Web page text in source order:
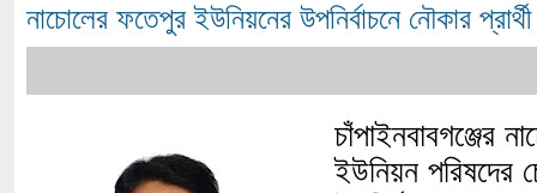
নাচোলের ফতেপুর ইউনিয়নের উপনির্বাচনে নৌকার
চাঁপাইনবাবগঞ্জের
ইউনিয়ন পরিষদের